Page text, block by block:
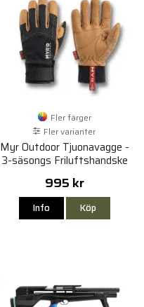
Fler färger
Fler varianter
Myr Outdoor Tjuonavagge -
3-säsongs Friluftshandske
995 kr
Info Köp